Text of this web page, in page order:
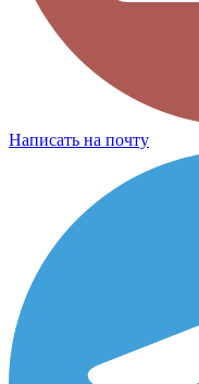
Написать на почту